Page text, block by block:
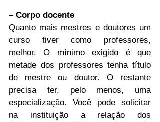
– Corpo docente
Quanto mais mestres e doutores um
curso tiver como professores,
melhor. O mínimo exigido é que
metade dos professores tenha título
de mestre ou doutor. O restante
precisa ter, pelo menos, uma
especialização. Você pode solicitar
na instituição a relação dos